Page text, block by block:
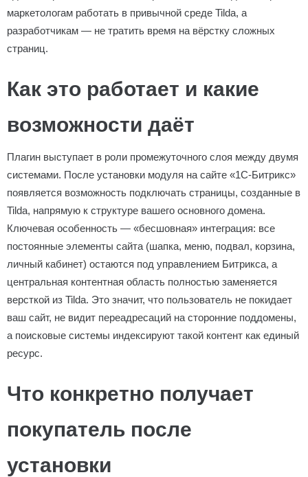
маркетологам работать в привычной среде Tilda, а
разработчикам — не тратить время на вёрстку сложных
страниц.
Как это работает и какие
возможности даёт
Плагин выступает в роли промежуточного слоя между двумя
системами. После установки модуля на сайте «1С-Битрикс»
появляется возможность подключать страницы, созданные в
Tilda, напрямую к структуре вашего основного домена.
Ключевая особенность — «бесшовная» интеграция: все
постоянные элементы сайта (шапка, меню, подвал, корзина,
личный кабинет) остаются под управлением Битрикса, а
центральная контентная область полностью заменяется
версткой из Tilda. Это значит, что пользователь не покидает
ваш сайт, не видит переадресаций на сторонние поддомены,
а поисковые системы индексируют такой контент как единый
ресурс.
Что конкретно получает
покупатель после
установки